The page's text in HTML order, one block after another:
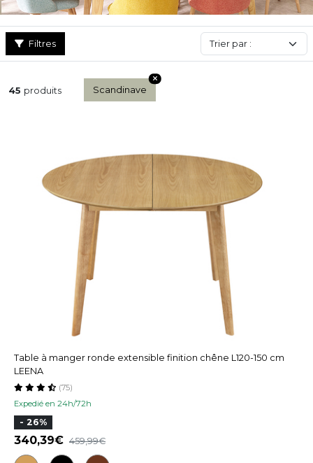
Filtres
45 produits Scandinave
Table à manger ronde extensible finition chêne L120-150 cm
LEENA
Expedié en 24h/72h
(75)
- 26%
340,39 459,99